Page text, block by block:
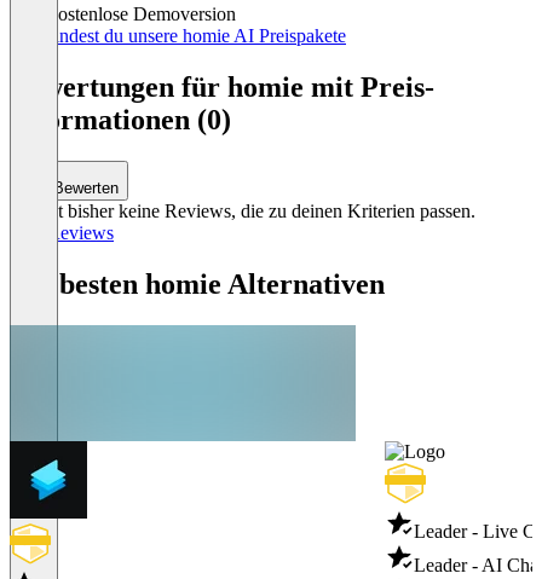
Kostenlose Demoversion
Hier findest du unsere homie AI Preispakete
Bewertungen für homie mit Preis-
Informationen (0)
Bewerten
Es gibt bisher keine Reviews, die zu deinen Kriterien passen.
Alle Reviews
Die besten homie Alternativen
Leader - Live
Leader - AI